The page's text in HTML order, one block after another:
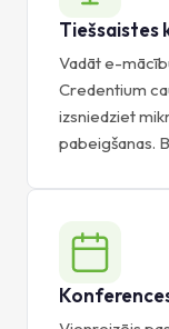
Tiešsaistes
Vadāt e-
Credentium
izsniedziet
pabeigšanas.